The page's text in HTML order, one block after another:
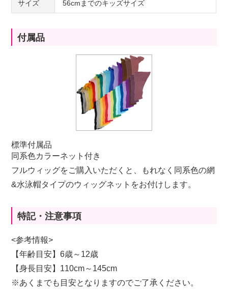
サイズ 56cmまでのキッズサイズ
付属品
標準付属品
同系色カラーネット付き
フルウィッグをご購入いただくと、もれなく同系色の網
&水泳帽タイプのウィッグネットをお付けします。
特記・注意事項
<参考情報>
【年齢目安】6歳～12歳
【身長目安】110cm～145cm
※あくまでも目安となりますのでご了承ください。